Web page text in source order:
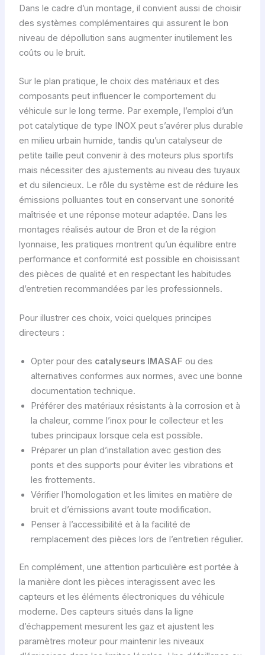
Dans le cadre d’un montage, il convient aussi de choisir
des systèmes complémentaires qui assurent le bon
niveau de dépollution sans augmenter inutilement les
coûts ou le bruit.
Sur le plan pratique, le choix des matériaux et des
composants peut influencer le comportement du
véhicule sur le long terme. Par exemple, l’emploi d’un
pot catalytique de type INOX peut s’avérer plus durable
en milieu urbain humide, tandis qu’un catalyseur de
petite taille peut convenir à des moteurs plus sportifs
mais nécessiter des ajustements au niveau des tuyaux
et du silencieux. Le rôle du système est de réduire les
émissions polluantes tout en conservant une sonorité
maîtrisée et une réponse moteur adaptée. Dans les
montages réalisés autour de Bron et de la région
lyonnaise, les pratiques montrent qu’un équilibre entre
performance et conformité est possible en choisissant
des pièces de qualité et en respectant les habitudes
d’entretien recommandées par les professionnels.
Pour illustrer ces choix, voici quelques principes
directeurs :
Opter pour des catalyseurs IMASAF ou des
alternatives conformes aux normes, avec une bonne
documentation technique.
Préférer des matériaux résistants à la corrosion et à
la chaleur, comme l’inox pour le collecteur et les
tubes principaux lorsque cela est possible.
Préparer un plan d’installation avec gestion des
ponts et des supports pour éviter les vibrations et
les frottements.
Vérifier l’homologation et les limites en matière de
bruit et d’émissions avant toute modification.
Penser à l’accessibilité et à la facilité de
remplacement des pièces lors de l’entretien régulier.
En complément, une attention particulière est portée à
la manière dont les pièces interagissent avec les
capteurs et les éléments électroniques du véhicule
moderne. Des capteurs situés dans la ligne
d’échappement mesurent les gaz et ajustent les
paramètres moteur pour maintenir les niveaux